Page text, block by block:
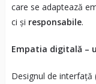
care se adaptează
ci și responsabile.
Empatia digitală –
Designul de interfață